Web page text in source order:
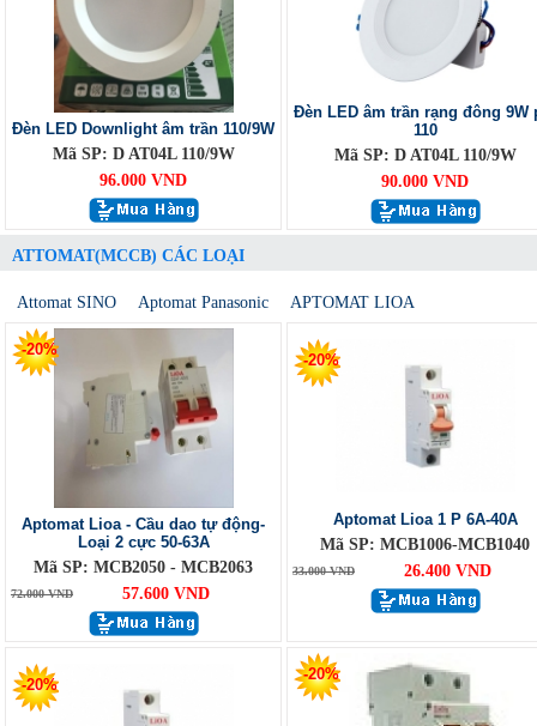
Đèn LED Downlight âm trần 110/9W
Mã SP: D AT04L 110/9W
96.000 VND
Đèn LED âm trần rạng đông 9W
110
Mã SP: D AT04L 110/9W
90.000 VND
ATTOMAT(MCCB) CÁC LOẠI
Attomat SINO Aptomat Panasonic APTOMAT LIOA
-20%
Aptomat Lioa - Cầu dao tự động-
Loại 2 cực 50-63A
Mã SP: MCB2050 - MCB2063
72.000 VND 57.600 VND
-20%
Aptomat Lioa 1 P 6A-40A
Mã SP: MCB1006-MCB1040
33.000 VND 26.400 VND
-20%
-20%